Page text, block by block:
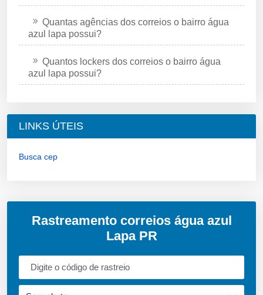
Quantas agências dos correios o bairro água
azul lapa possui?
Quantos lockers dos correios o bairro água
azul lapa possui?
LINKS ÚTEIS
Busca cep
Rastreamento correios água azul
Lapa PR